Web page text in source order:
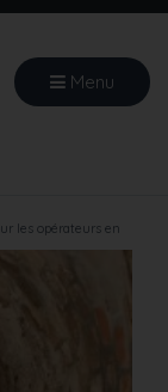
Menu
les opérateurs en